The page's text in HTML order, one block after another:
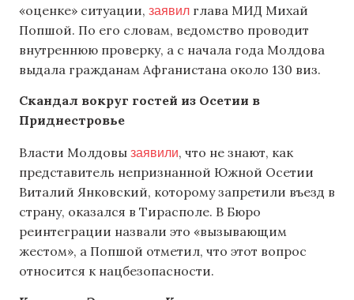
«оценке» ситуации, заявил глава МИД Михай
Попшой. По его словам, ведомство проводит
внутреннюю проверку, а с начала года Молдова
выдала гражданам Афганистана около 130 виз.
Скандал вокруг гостей из Осетии в
Приднестровье
Власти Молдовы заявили, что не знают, как
представитель непризнанной Южной Осетии
Виталий Янковский, которому запретили въезд в
страну, оказался в Тирасполе. В Бюро
реинтеграции назвали это «вызывающим
жестом», а Попшой отметил, что этот вопрос
относится к нацбезопасности.